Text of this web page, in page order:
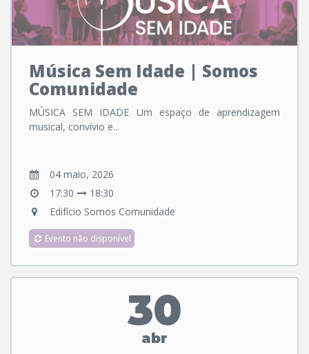
Música Sem Idade | Somos
Comunidade
MÚSICA SEM IDADE Um espaço de aprendizagem
musical, convívio e...
04 maio, 2026
17:30
18:30
Edifício Somos Comunidade
Evento não disponível
30
abr